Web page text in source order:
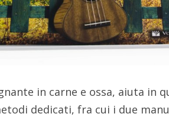
in carne e ossa, aiuta in
dedicati, fra cui i due